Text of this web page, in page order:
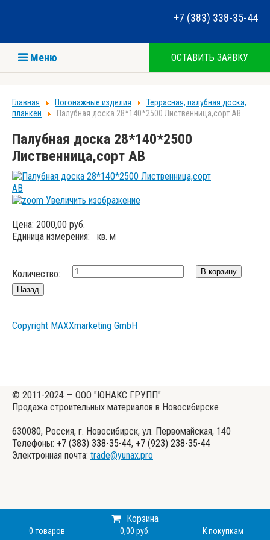
+7 (383) 338-35-44
ОСТАВИТЬ ЗАЯВКУ
Меню
Главная Погонажные изделия
Террасная, палубная доска,
планкен
Палубная доска 28*140*2500 Лиственница,сорт АВ
Палубная доска 28*140*2500
Лиственница,сорт АВ
Увеличить изображение
Цена: 2000,00 руб.
Единица измерения: кв. м
Количество:
Copyright MAXXmarketing GmbH
Корзина
0 товаров 0,00 руб. К покупкам
© 2011-2024 — ООО "ЮНАКС ГРУПП"
Продажа строительных материалов в Новосибирске
630080, Россия, г. Новосибирск, ул. Первомайская, 140
Телефоны: +7 (383) 338-35-44, +7 (923) 238-35-44
Электронная почта: trade@yunax.pro